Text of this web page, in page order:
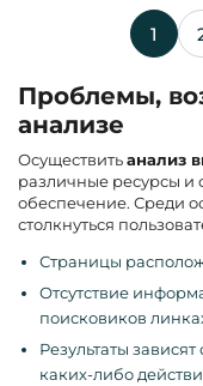
1
Проблемы,
анализе
Осуществитьанализ
различные ресурсы и
обеспечение. Среди
столкнуться
Страницы
Отсутствие
поисковиков
Результаты
каких-либо